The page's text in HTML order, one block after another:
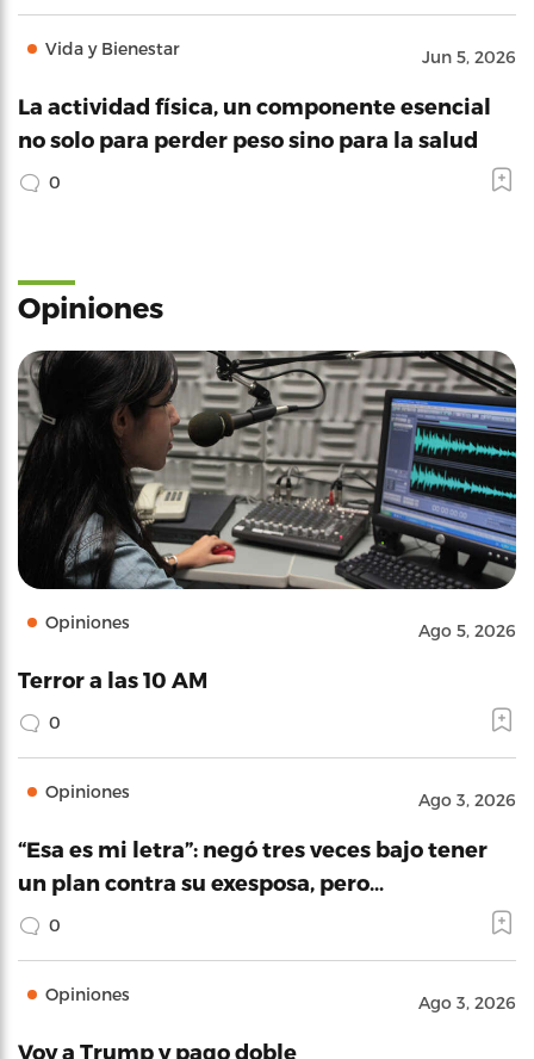
Vida y Bienestar Jun 5, 2026
La actividad física, un componente esencial
no solo para perder peso sino para la salud
0
Opiniones
Opiniones Ago 5, 2026
Terror a las 10 AM
0
Opiniones Ago 3, 2026
“Esa es mi letra”: negó tres veces bajo tener
un plan contra su exesposa, pero…
0
Opiniones Ago 3, 2026
Voy a Trump y pago doble